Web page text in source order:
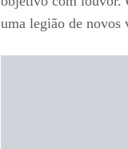
uma legião de novos